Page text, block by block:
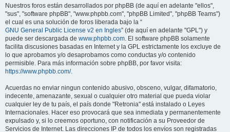
Nuestros foros están desarrollados por phpBB (de aquí en adelante "ellos",
"sus", "software phpBB", "www.phpbb.com", "phpBB Limited", "phpBB Teams")
el cual es una solución de foros liberada bajo la “
GNU General Public License v2 en Ingles” (de aquí en adelante "GPL") y
puede ser descargada de www.phpbb.com. El software phpBB solamente
facilita discusiones basadas en Internet y la GPL estrictamente los excluye de
lo que aprobamos y/o desaprobamos como conductas y/o contenido
permisible. Para más información sobre phpBB, por favor visita:
https://www.phpbb.com/.
Acuerdas no enviar ningun contenido abusivo, obsceno, vulgar, difamatorio,
indecente, amenazante, sexual o cualquier otro material que pueda violar
cualquier ley de tu país, el país donde "Retronia" está instalado o Leyes
Internacionales. Hacer eso provocará que sea inmediata y permanentemente
expulsado y, si lo creemos oportuno, con notificación a su Proveedor de
Servicios de Internet. Las direcciones IP de todos los envíos son registradas